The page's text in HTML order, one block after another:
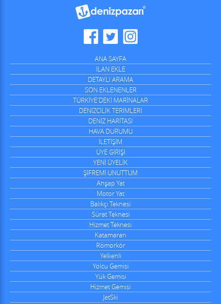
ANA SAYFA
İLAN EKLE
DETAYLI ARAMA
SON EKLENENLER
TÜRKİYE'DEKİ MARİNALAR
DENİZCİLİK TERİMLERİ
DENİZ HARİTASI
HAVA DURUMU
İLETİŞİM
ÜYE GİRİŞİ
YENİ ÜYELİK
ŞİFREMİ UNUTTUM
Ahşap Yat
Motor Yat
Balıkçı Teknesi
Sürat Teknesi
Hizmet Teknesi
Katamaran
Römorkör
Yelkenli
Yolcu Gemisi
Yük Gemisi
Hizmet Gemisi
JetSki